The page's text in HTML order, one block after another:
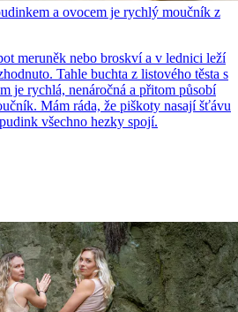
a ovocem je rychlý moučník z
meruněk nebo broskví a v lednici leží
Tahle buchta z listového těsta s
je rychlá, nenáročná a přitom působí
Mám ráda, že piškoty nasají šťávu
všechno hezky spojí.